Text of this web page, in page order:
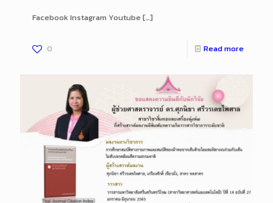
Facebook Instagram Youtube […]
0 Read more